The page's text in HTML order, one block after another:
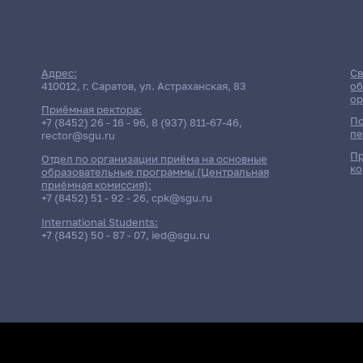
Дата
21 мая 2026 г. 10:00
Адрес:
410012, г. Саратов, ул. Астраханская, 83
Приёмная ректора:
+7 (8452) 26 - 16 - 96, 8 (937) 811-67-46,
rector@sgu.ru
Отдел по организации приёма на основные
образовательные программы (Центральная
приёмная комиссия):
+7 (8452) 51 - 92 - 26, cpk@sgu.ru
International Students:
+7 (8452) 50 - 87 - 07, ied@sgu.ru